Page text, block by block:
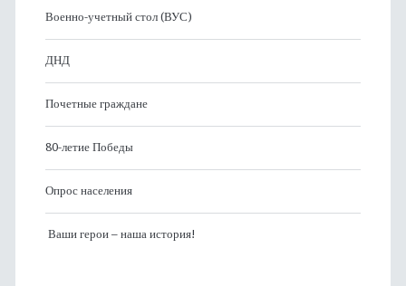
Военно-учетный стол (ВУС)
ДНД
Почетные граждане
80-летие Победы
Опрос населения
Ваши герои – наша история!